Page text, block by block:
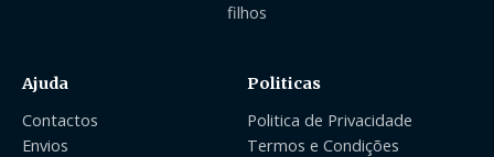
filhos
Ajuda
Contactos
Envios
Politicas
Politica de Privacidade
Termos e Condições